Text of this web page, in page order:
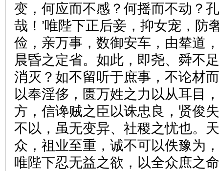
变，何应而不感？何摇而不动？
哉！’唯陛下正后妾，抑女宠，防
俭，亲万事，数御安车，由辇道
晨昏之定省。如此，即尧、舜不
消灭？如不留听于庶事，不论材
以奉淫侈，匮万姓之力以从耳目
方，信谗贼之臣以诛忠良，贤俊
不以，虽无变异、社稷之忧也。
众，祖业至重，诚不可以佚豫为
唯陛下忍无益之欲，以全众庶之